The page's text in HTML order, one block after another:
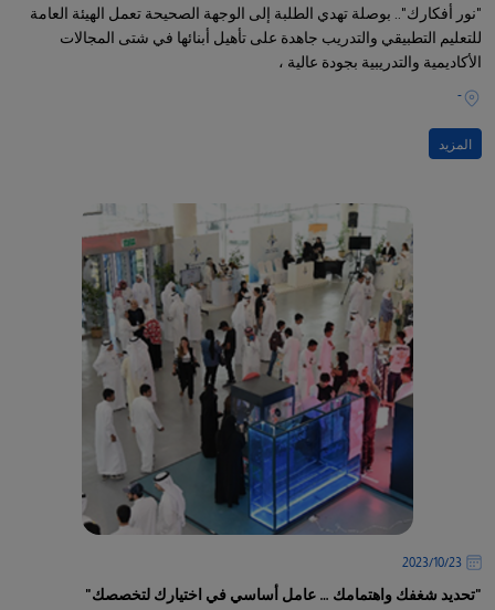
"نور أفكارك".. بوصلة تهدي الطلبة إلى الوجهة الصحيحة تعمل الهيئة العامة
للتعليم التطبيقي والتدريب جاهدة على تأهيل أبنائها في شتى المجالات
الأكاديمية والتدريبية بجودة عالية ،
-
المزيد
23‏/10‏/2023
"تحديد شغفك واهتمامك … عامل أساسي في اختيارك لتخصصك"